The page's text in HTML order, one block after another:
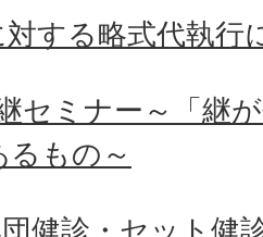
する略式代執行
セミナー～「継
るもの～
健診・セット健